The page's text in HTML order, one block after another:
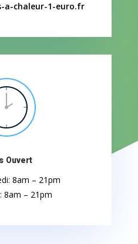
a-chaleur-1-euro.fr
Ouvert
8am – 21pm
8am – 21pm